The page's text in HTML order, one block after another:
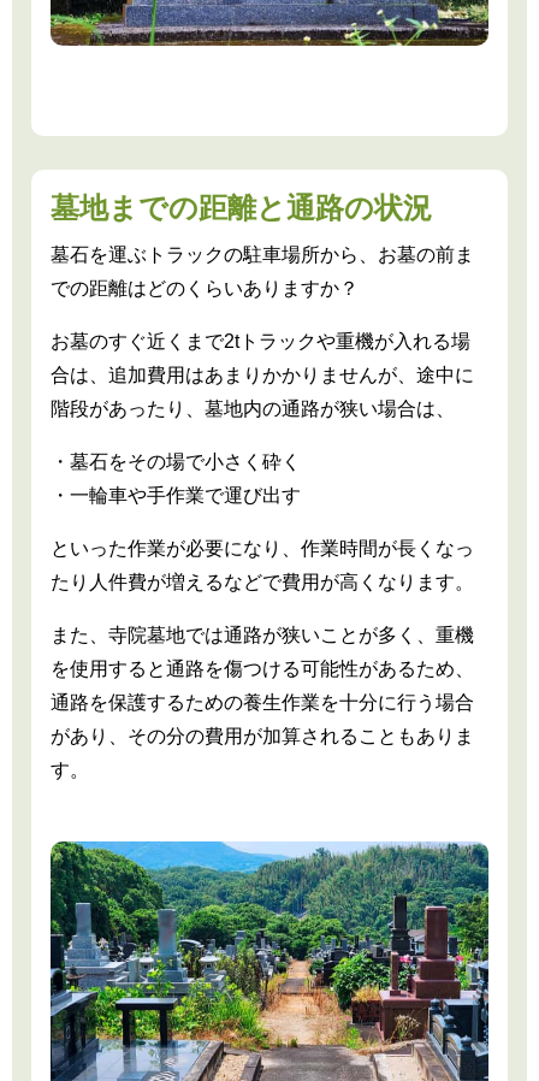
墓地までの距離と通路の状況
墓石を運ぶトラックの駐車場所から、お墓の前ま
での距離はどのくらいありますか？
お墓のすぐ近くまで2tトラックや重機が入れる場
合は、追加費用はあまりかかりませんが、途中に
階段があったり、墓地内の通路が狭い場合は、
・墓石をその場で小さく砕く
・一輪車や手作業で運び出す
といった作業が必要になり、作業時間が長くなっ
たり人件費が増えるなどで費用が高くなります。
また、寺院墓地では通路が狭いことが多く、重機
を使用すると通路を傷つける可能性があるため、
通路を保護するための養生作業を十分に行う場合
があり、その分の費用が加算されることもありま
す。